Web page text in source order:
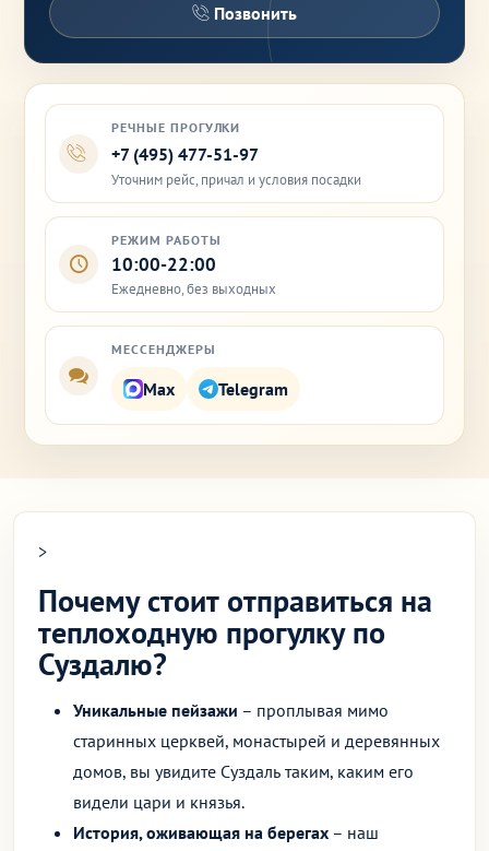
Позвонить
РЕЧНЫЕ ПРОГУЛКИ
+7 (495) 477-51-97
Уточним рейс, причал и условия посадки
РЕЖИМ РАБОТЫ
10:00-22:00
Ежедневно, без выходных
МЕССЕНДЖЕРЫ
Max Telegram
>
Почему стоит отправиться на
теплоходную прогулку по
Суздалю?
Уникальные пейзажи – проплывая мимо
старинных церквей, монастырей и деревянных
домов, вы увидите Суздаль таким, каким его
видели цари и князья.
История, оживающая на берегах – наш